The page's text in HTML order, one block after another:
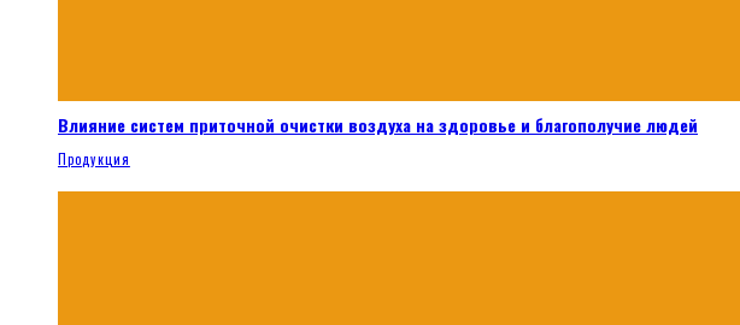
Влияние систем приточной очистки воздуха на здоровье и благополучие людей
Продукция